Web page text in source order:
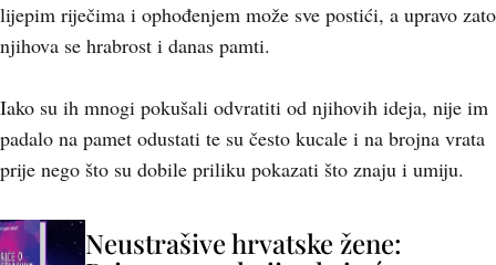
lijepim riječima i ophođenjem može sve postići, a upravo zato
njihova se hrabrost i danas pamti.
Iako su ih mnogi pokušali odvratiti od njihovih ideja, nije im
padalo na pamet odustati te su često kucale i na brojna vrata
prije nego što su dobile priliku pokazati što znaju i umiju.
Neustrašive hrvatske žene: